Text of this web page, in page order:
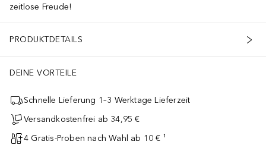
zeitlose Freude!
PRODUKTDETAILS
DEINE VORTEILE
Schnelle Lieferung 1–3 Werktage Lieferzeit
Versandkostenfrei ab 34,95 €
4 Gratis-Proben nach Wahl ab 10 € ¹